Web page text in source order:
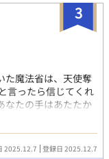
3
た魔法省は、天使奪
言ったら信じてくれ
たの手はあたたか
が望んだものと
2025.12.7 登録日 2025.12.7